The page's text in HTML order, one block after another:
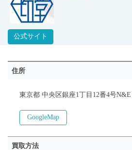
公式サイト
住所
東京都 中央区銀座1丁目12番4号
GoogleMap
買取方法